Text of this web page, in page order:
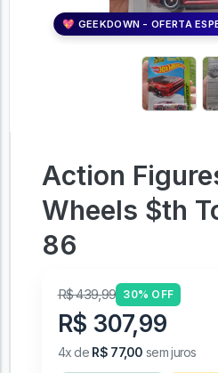
💖 GEEKDOWN - OFERTA
Action
Wheels $th
86
R$ 439,99 30% OFF
R$ 307,99
4x de R$ 77,00 sem juros